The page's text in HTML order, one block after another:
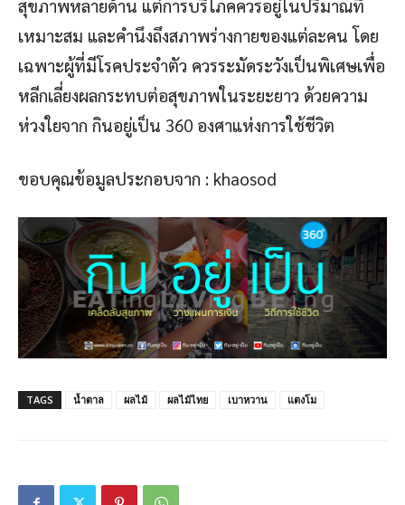
สุขภาพหลายด้าน แต่การบริโภคควรอยู่ในปริมาณที่
เหมาะสม และคำนึงถึงสภาพร่างกายของแต่ละคน โดย
เฉพาะผู้ที่มีโรคประจำตัว ควรระมัดระวังเป็นพิเศษเพื่อ
หลีกเลี่ยงผลกระทบต่อสุขภาพในระยะยาว ด้วยความ
ห่วงใยจาก กินอยู่เป็น 360 องศาแห่งการใช้ชีวิต
ขอบคุณข้อมูลประกอบจาก : khaosod
TAGS น้ำตาล ผลไม้ ผลไม้ไทย เบาหวาน แตงโม